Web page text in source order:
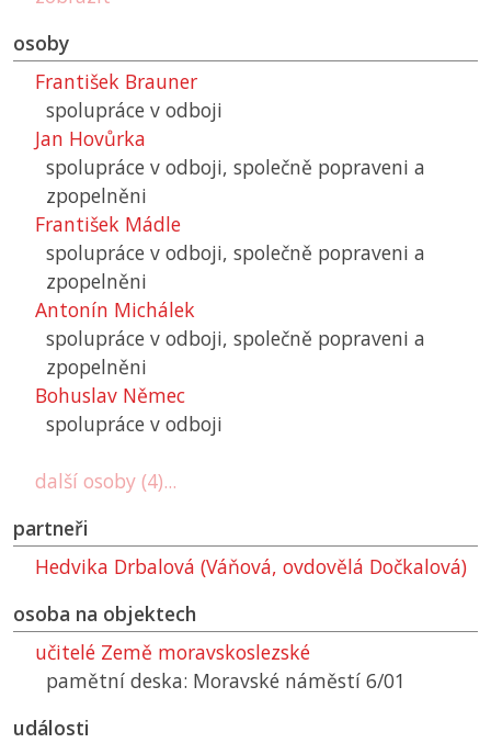
osoby
František Brauner
spolupráce v odboji
Jan Hovůrka
spolupráce v odboji, společně popraveni a
zpopelněni
František Mádle
spolupráce v odboji, společně popraveni a
zpopelněni
Antonín Michálek
spolupráce v odboji, společně popraveni a
zpopelněni
Bohuslav Němec
spolupráce v odboji
další osoby (4)...
partneři
Hedvika Drbalová (Váňová, ovdovělá Dočkalová)
osoba na objektech
učitelé Země moravskoslezské
pamětní deska: Moravské náměstí 6/01
události